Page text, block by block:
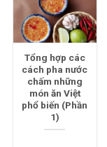
Tổng hợp các
cách pha nước
chấm những
món ăn Việt
phổ biến (Phần
1)